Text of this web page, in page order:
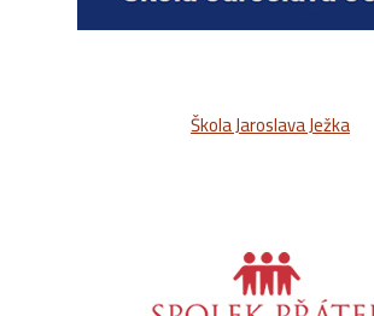
Škola Jaroslava Ježka